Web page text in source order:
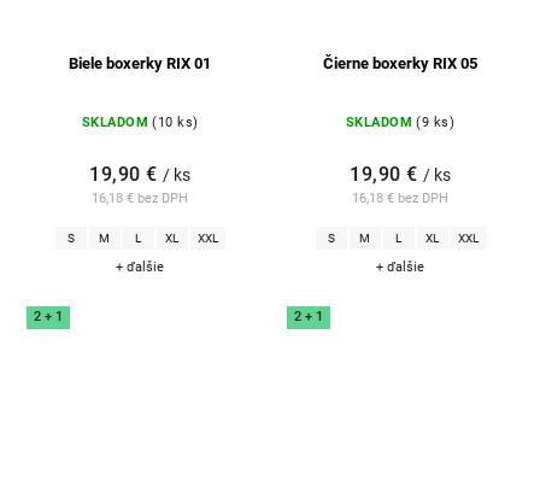
Biele boxerky RIX 01
SKLADOM (10 ks)
16,18 € bez DPH
19,90 € / ks
S M L XL XXL
+ ďalšie
Čierne boxerky RIX 05
SKLADOM (9 ks)
16,18 € bez DPH
19,90 € / ks
S M L XL XXL
+ ďalšie
2 + 1 2 + 1